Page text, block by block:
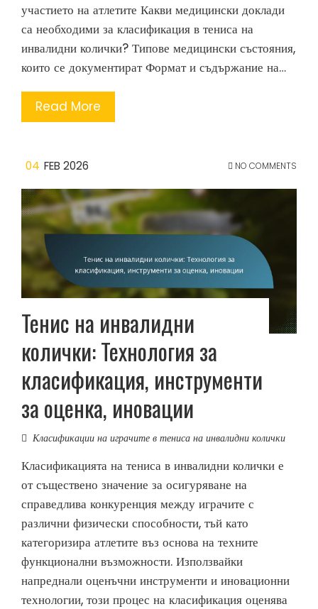
участието на атлетите Какви медицински доклади
са необходими за класификация в тениса на
инвалидни колички? Типове медицински състояния,
които се документират Формат и съдържание на…
Read More
04 FEB 2026 NO COMMENTS
Тенис на инвалидни
колички: Технология за
класификация, инструменти
за оценка, иновации
Класификации на играчите в тениса на инвалидни колички
Класификацията на тениса в инвалидни колички е
от съществено значение за осигуряване на
справедлива конкуренция между играчите с
различни физически способности, тъй като
категоризира атлетите въз основа на техните
функционални възможности. Използвайки
напреднали оценъчни инструменти и иновационни
технологии, този процес на класификация оценява